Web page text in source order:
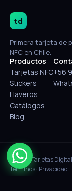
td
Primera tarjeta de
NFC en Chile.
Productos
Tarjetas NFC
Stickers
Llaveros
Catálogos
Blog
+56
© 2026 Tarjetas
Términos· Privacidad